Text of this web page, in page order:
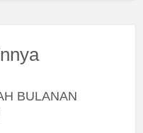
BULANAN